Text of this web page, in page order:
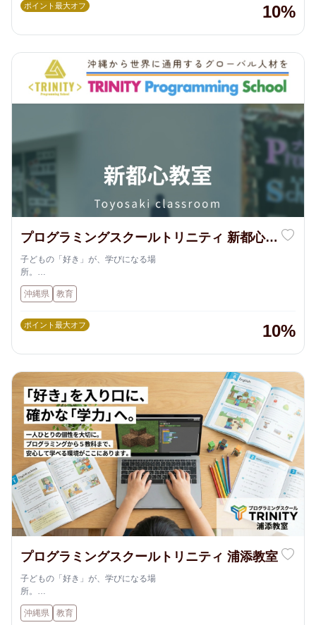
ポイント最大オフ 10%
プログラミングスクールトリニティ 新都心教
室
子どもの「好き」が、学びになる場
所。
沖縄県内に展開する【プログラミングスクールTRINITY】は、ただプロ
グラミングを教えるだけではありません。
「創造力」「集中力」を育む学びの場です。
沖縄県 教育
ポイント最大オフ 10%
プログラミングスクールトリニティ 浦添教室
子どもの「好き」が、学びになる場
所。
沖縄県内に展開する【プログラミングスクールTRINITY】は、ただプロ
グラミングを教えるだけではありません。
沖縄県 教育